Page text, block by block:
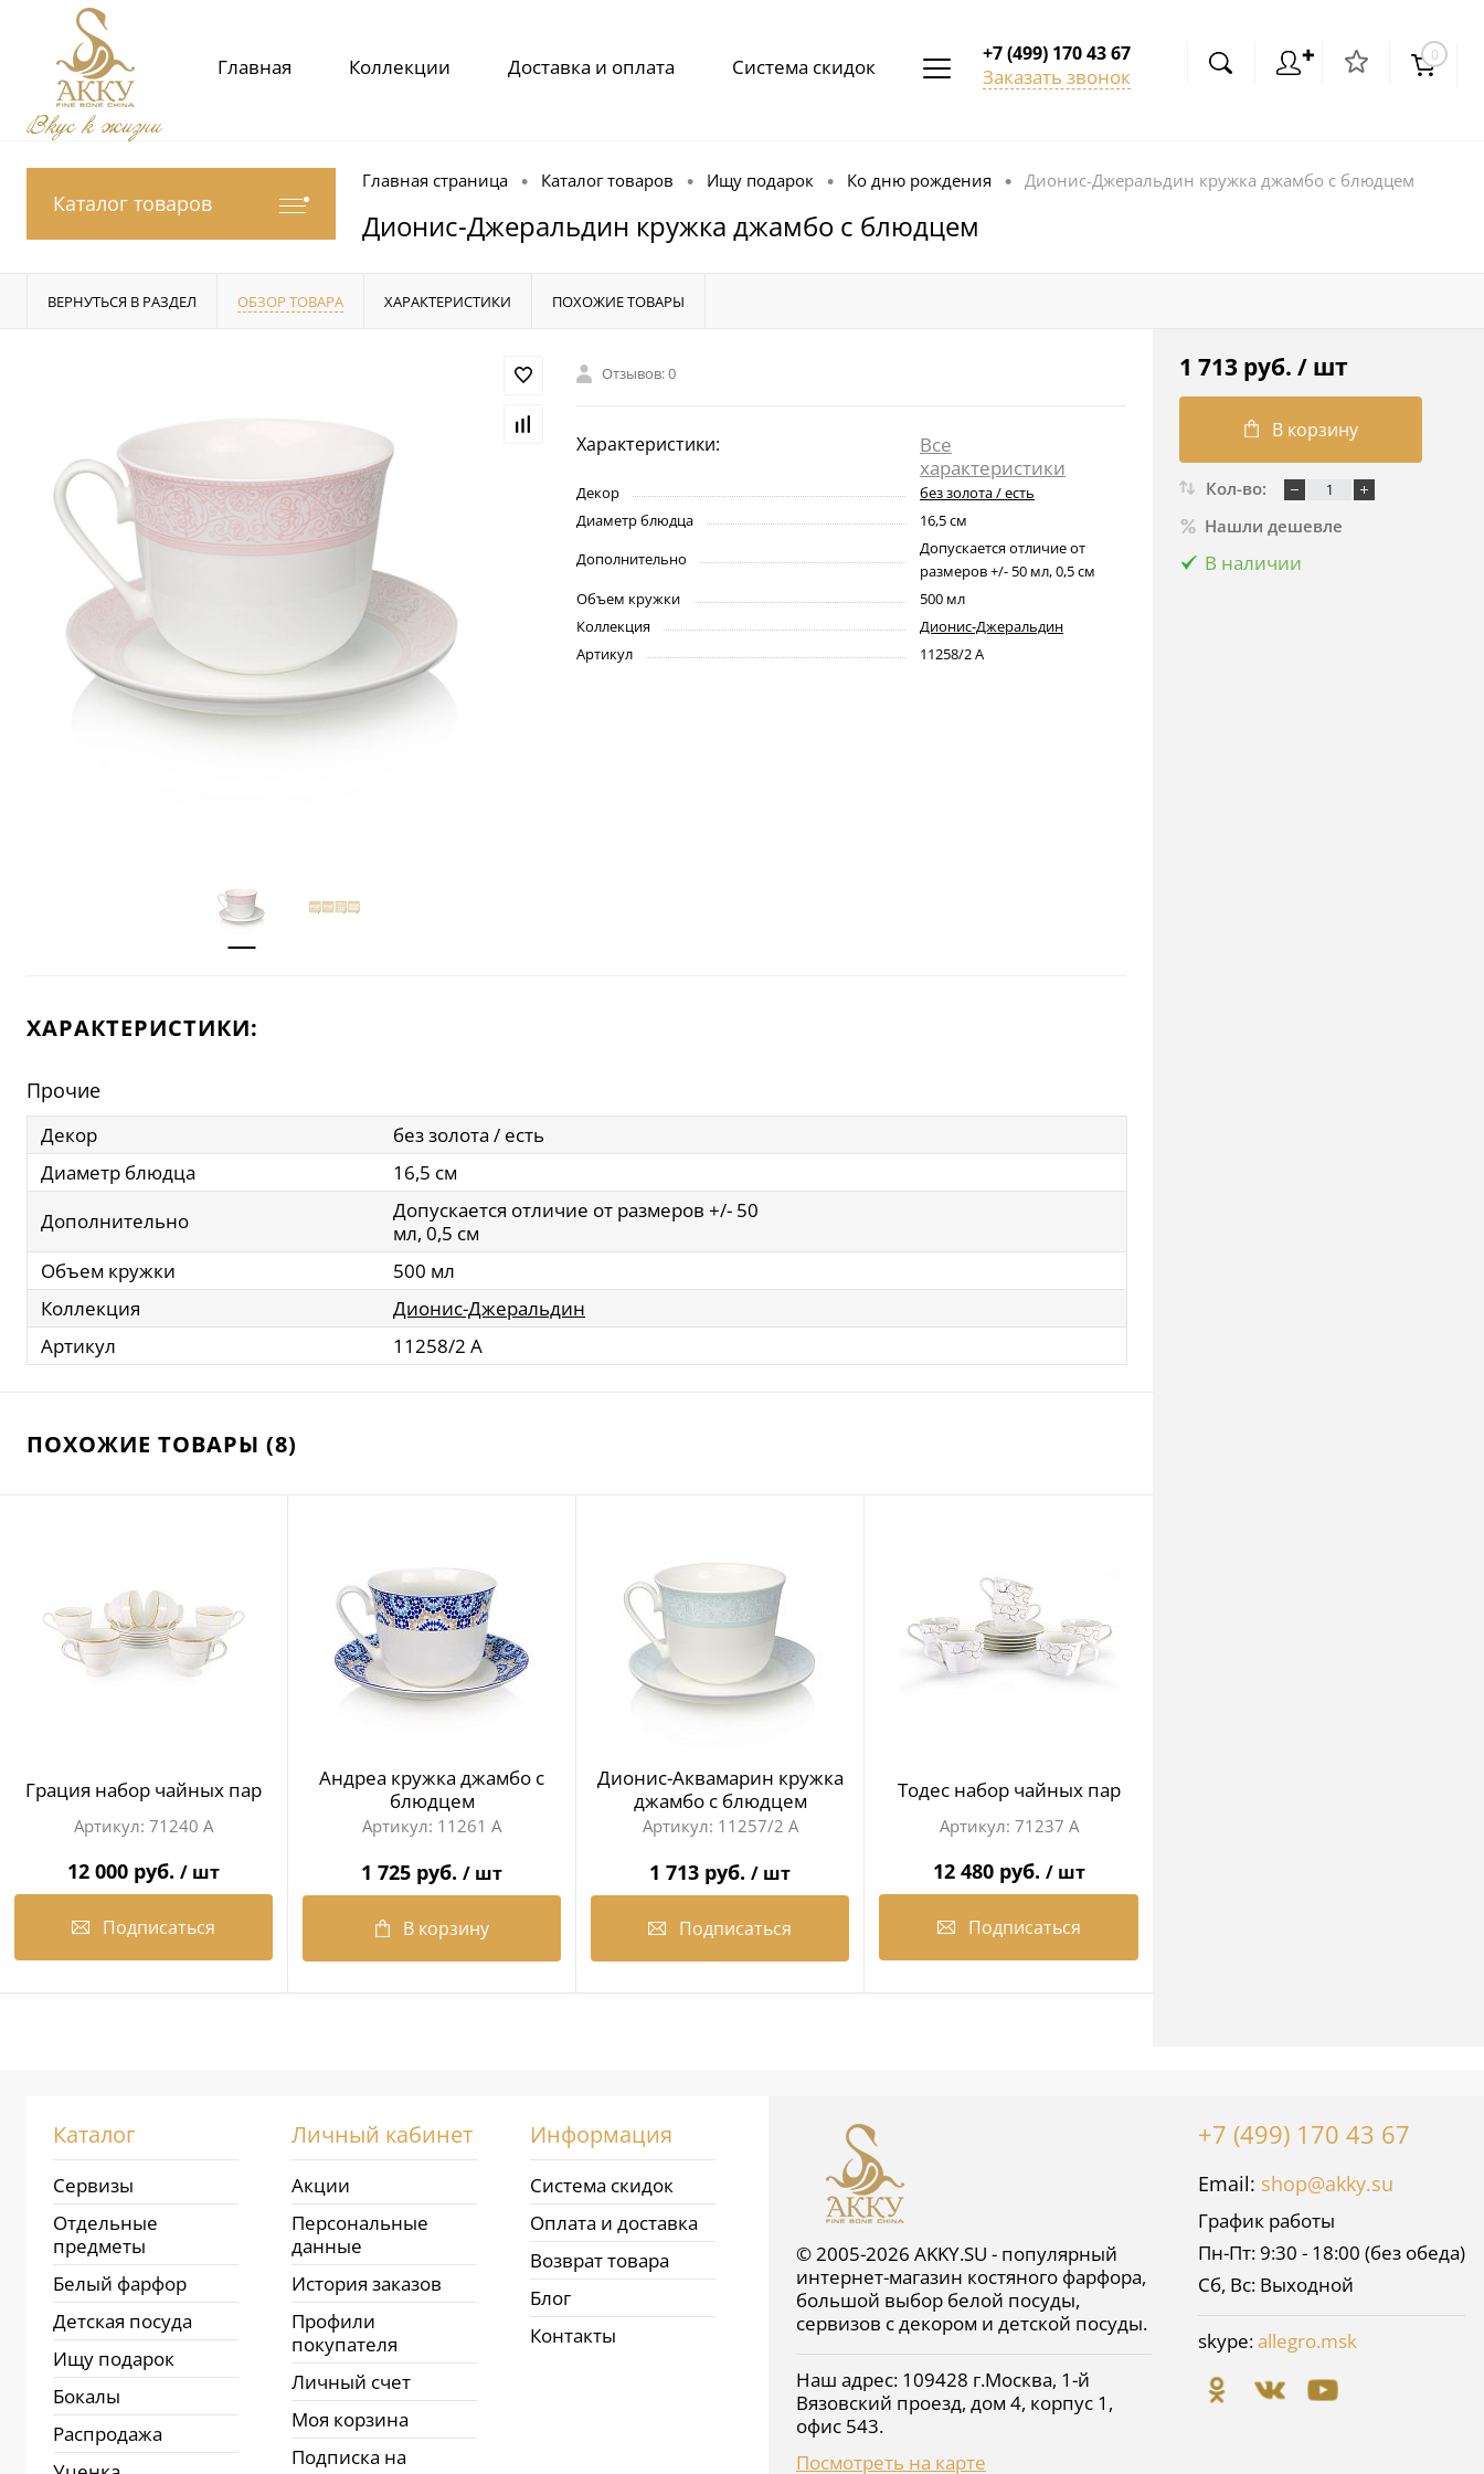
Вкус к жизни
Главная Коллекции Доставка и оплата Система скидок
+7 (499) 170 43 67
Заказать звонок
✚ 0
Каталог товаров
Главная страница • Каталог товаров • Ищу подарок • Ко дню рождения • Дионис-Джеральдин кружка джамбо с блюдцем
Дионис-Джеральдин кружка джамбо с блюдцем
ВЕРНУТЬСЯ В РАЗДЕЛ ОБЗОР ТОВАРА ХАРАКТЕРИСТИКИ ПОХОЖИЕ ТОВАРЫ
Отзывов: 0
Характеристики:
Все
характеристики
Декор
без золота / есть
Диаметр блюдца
16,5 см
Дополнительно
Допускается отличие от
размеров +/- 50 мл, 0,5 см
Объем кружки
500 мл
Коллекция
Дионис-Джеральдин
Артикул
11258/2 А
ХАРАКТЕРИСТИКИ:
Прочие
Декор
без золота / есть
Диаметр блюдца
16,5 см
Дополнительно
Допускается отличие от размеров +/- 50
мл, 0,5 см
Объем кружки
500 мл
Коллекция
Дионис-Джеральдин
Артикул
11258/2 А
ПОХОЖИЕ ТОВАРЫ (8)
Грация набор чайных пар
71240 А
12 000 руб. / шт
Подписаться
В избранное
Андреа кружка джамбо с
блюдцем
11261 А
1 725 руб. / шт
В корзину
В избранное
Дионис-Аквамарин кружка
джамбо с блюдцем
11257/2 А
1 713 руб. / шт
Подписаться
В избранное
Тодес набор чайных пар
71237 А
12 480 руб. / шт
Подписаться
В избранное
1 713 руб. / шт
В корзину
Кол-во:
Нашли дешевле
В наличии
Каталог
Сервизы
Отдельные
предметы
Белый фарфор
Детская посуда
Ищу подарок
Бокалы
Распродажа
Личный кабинет
Акции
Персональные
данные
История заказов
Профили
покупателя
Личный счет
Моя корзина
Подписка на
Информация
Система скидок
Оплата и доставка
Возврат товара
Блог
Контакты
© 2005-2026 AKKY.SU - популярный
интернет-магазин костяного фарфора,
большой выбор белой посуды,
сервизов с декором и детской посуды.
Наш адрес: 109428 г.Москва, 1-й
Вязовский проезд, дом 4, корпус 1,
офис 543.
Посмотреть на карте
+7 (499) 170 43 67
Email: shop@akky.su
График работы
Пн-Пт: 9:30 - 18:00 (без обеда)
Сб, Вс: Выходной
skype:allegro.msk